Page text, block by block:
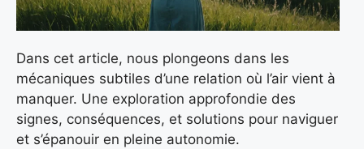
Dans cet article, nous plongeons dans les
mécaniques subtiles d’une relation où l’air vient à
manquer. Une exploration approfondie des
signes, conséquences, et solutions pour naviguer
et s’épanouir en pleine autonomie.